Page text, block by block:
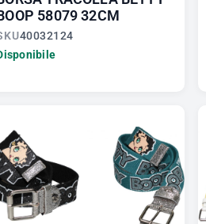
58079 32CM
40032124